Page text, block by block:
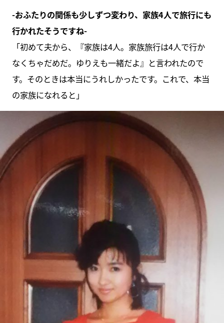
-おふたりの関係も少しずつ変わり、家族4人で旅行にも
行かれたそうですね-
「初めて夫から、『家族は4人。家族旅行は4人で行か
なくちゃだめだ。ゆりえも一緒だよ』と言われたので
す。そのときは本当にうれしかったです。これで、本当
の家族になれると」